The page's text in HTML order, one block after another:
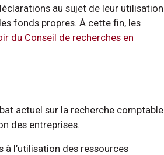
au sujet de leur utilisation
fonds propres. À cette fin, les
du Conseil de recherches en
actuel sur la recherche comptable
des entreprises.
à l’utilisation des ressources